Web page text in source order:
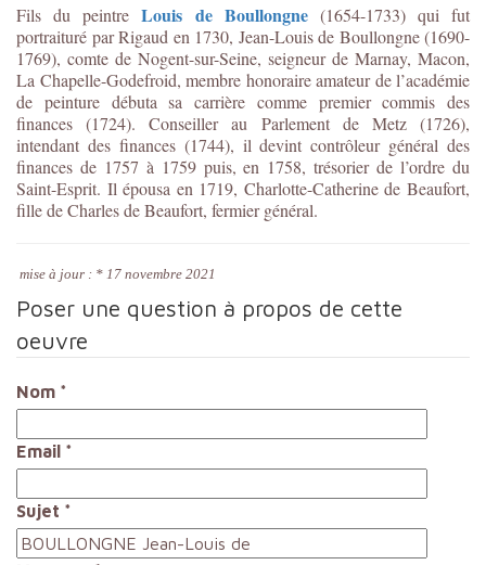
Fils du peintreLouis de Boullongne(1654-1733) qui fut
portraituré par Rigaud en 1730, Jean-Louis de Boullongne (1690-
1769), comte de Nogent-sur-Seine, seigneur de Marnay, Macon,
La Chapelle-Godefroid, membre honoraire amateur de l’académie
de peinture débuta sa carrière comme premier commis des
finances (1724). Conseiller au Parlement de Metz (1726),
intendant des finances (1744), il devint contrôleur général des
finances de 1757 à 1759 puis, en 1758, trésorier de l’ordre du
Saint-Esprit. Il épousa en 1719, Charlotte-Catherine de Beaufort,
fille de Charles de Beaufort, fermier général.
mise à jour : * 17 novembre 2021
Poser une question à propos de cette
oeuvre
Nom *
Email *
Sujet *